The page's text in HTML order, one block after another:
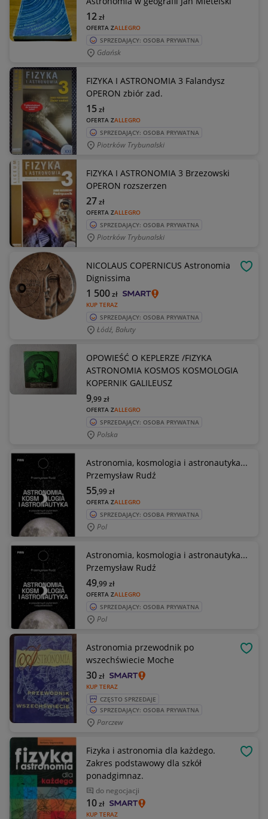
OFERTA ZALLEGRO
12zł
SPRZEDAJĄCY: OSOBA PRYWATNA
Gdańsk
FIZYKA I ASTRONOMIA 3 Falandysz
OPERON zbiór zad.
OFERTA ZALLEGRO
15zł
SPRZEDAJĄCY: OSOBA PRYWATNA
Piotrków Trybunalski
FIZYKA I ASTRONOMIA 3 Brzezowski
OPERON rozszerzen
OFERTA ZALLEGRO
27zł
SPRZEDAJĄCY: OSOBA PRYWATNA
Piotrków Trybunalski
NICOLAUS COPERNICUS Astronomia
Dignissima
KUP TERAZ
1 500zł
SPRZEDAJĄCY: OSOBA PRYWATNA
Łódź, Bałuty
OPOWIEŚĆ O KEPLERZE /FIZYKA
ASTRONOMIA KOSMOS KOSMOLOGIA
KOPERNIK GALILEUSZ
OFERTA ZALLEGRO
9,99zł
SPRZEDAJĄCY: OSOBA PRYWATNA
Polska
Astronomia, kosmologia i astronautyka...
Przemysław Rudź
OFERTA ZALLEGRO
55,99zł
SPRZEDAJĄCY: OSOBA PRYWATNA
Pol
Astronomia, kosmologia i astronautyka...
Przemysław Rudź
OFERTA ZALLEGRO
49,99zł
SPRZEDAJĄCY: OSOBA PRYWATNA
Pol
Astronomia przewodnik po
wszechświecie Moche
KUP TERAZ
30zł
CZĘSTO SPRZEDAJE
SPRZEDAJĄCY: OSOBA PRYWATNA
Parczew
Fizyka i astronomia dla każdego.
Zakres podstawowy dla szkół
ponadgimnaz.
do negocjacji
KUP TERAZ
10zł